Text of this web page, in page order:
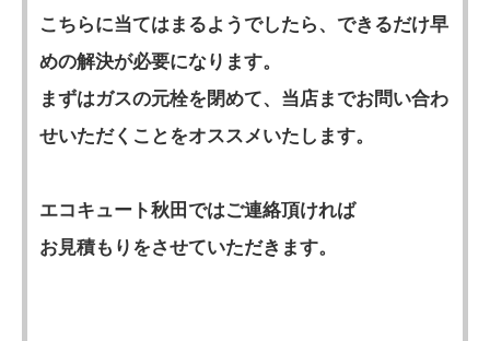
こちらに当てはまるようでしたら、できるだけ早
めの解決が必要になります。
まずはガスの元栓を閉めて、当店までお問い合わ
せいただくことをオススメいたします。
エコキュート秋田ではご連絡頂ければ
お見積もりをさせていただきます。